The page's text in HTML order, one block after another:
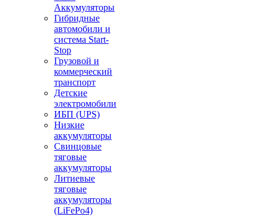
Аккумуляторы
Гибридные
автомобили и
система Start-
Stop
Грузовой и
коммерческий
транспорт
Детские
электромобили
ИБП (UPS)
Низкие
аккумуляторы
Свинцовые
тяговые
аккумуляторы
Литиевые
тяговые
аккумуляторы
(LiFePo4)